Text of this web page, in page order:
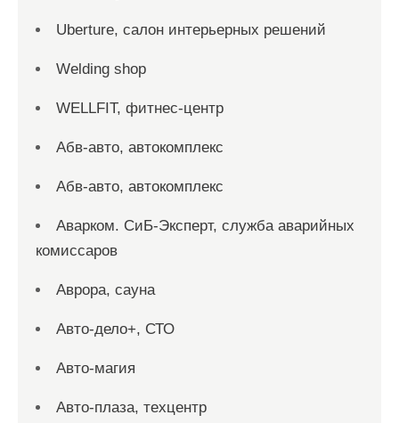
Uberture, салон интерьерных решений
Welding shop
WELLFIT, фитнес-центр
Абв-авто, автокомплекс
Абв-авто, автокомплекс
Аварком. СиБ-Эксперт, служба аварийных
комиссаров
Аврора, сауна
Авто-дело+, СТО
Авто-магия
Авто-плаза, техцентр